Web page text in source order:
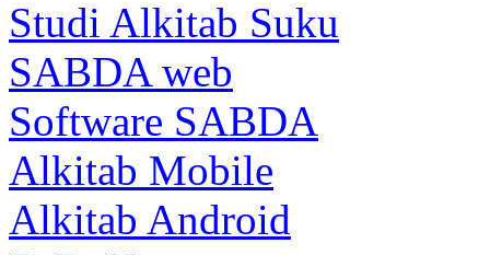
Studi Alkitab Suku
SABDA web
Software SABDA
Alkitab Mobile
Alkitab Android